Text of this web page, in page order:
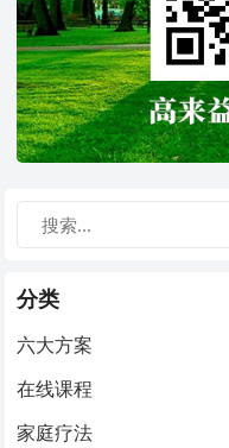
分类
六大方案
在线课程
家庭疗法